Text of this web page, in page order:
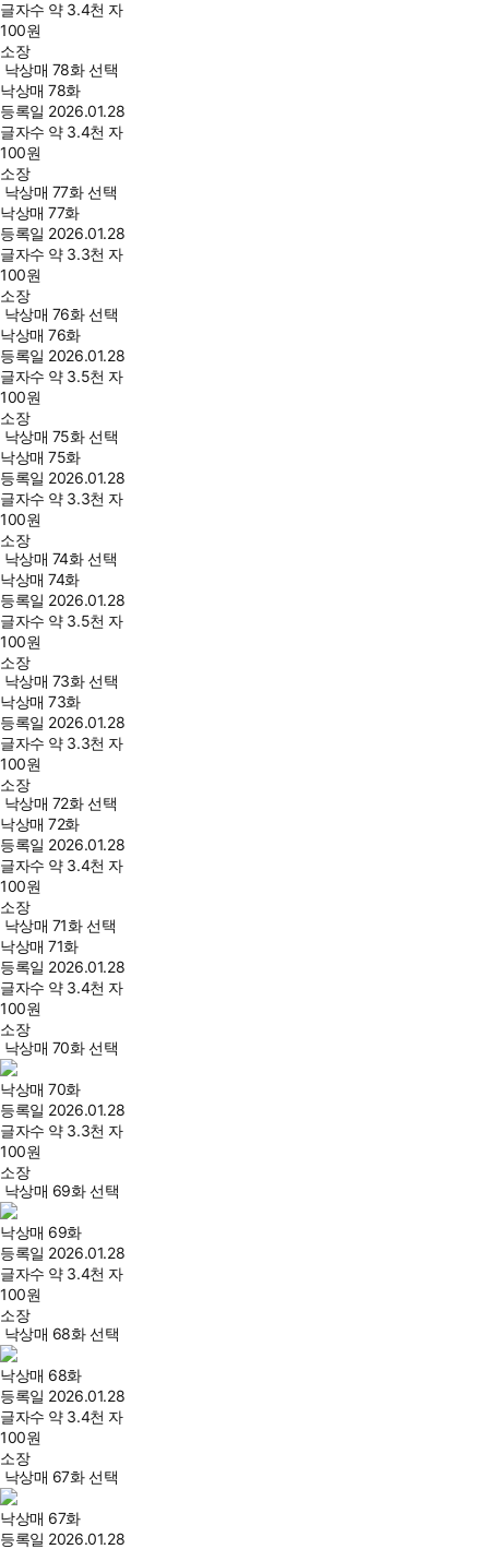
글자수 약 3.4천 자
100원
소장
낙상매 78화 선택
낙상매 78화
등록일 2026.01.28
글자수 약 3.4천 자
100원
소장
낙상매 77화 선택
낙상매 77화
등록일 2026.01.28
글자수 약 3.3천 자
100원
소장
낙상매 76화 선택
낙상매 76화
등록일 2026.01.28
글자수 약 3.5천 자
100원
소장
낙상매 75화 선택
낙상매 75화
등록일 2026.01.28
글자수 약 3.3천 자
100원
소장
낙상매 74화 선택
낙상매 74화
등록일 2026.01.28
글자수 약 3.5천 자
100원
소장
낙상매 73화 선택
낙상매 73화
등록일 2026.01.28
글자수 약 3.3천 자
100원
소장
낙상매 72화 선택
낙상매 72화
등록일 2026.01.28
글자수 약 3.4천 자
100원
소장
낙상매 71화 선택
낙상매 71화
등록일 2026.01.28
글자수 약 3.4천 자
100원
소장
낙상매 70화 선택
낙상매 70화
등록일 2026.01.28
글자수 약 3.3천 자
100원
소장
낙상매 69화 선택
낙상매 69화
등록일 2026.01.28
글자수 약 3.4천 자
100원
소장
낙상매 68화 선택
낙상매 68화
등록일 2026.01.28
글자수 약 3.4천 자
100원
소장
낙상매 67화 선택
낙상매 67화
등록일 2026.01.28